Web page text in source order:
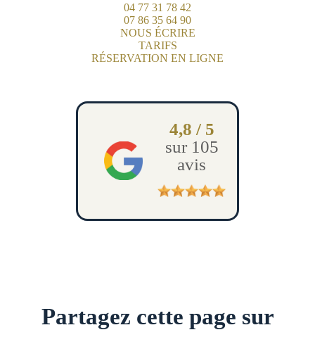
04 77 31 78 42
07 86 35 64 90
NOUS ÉCRIRE
TARIFS
RÉSERVATION EN LIGNE
4,8 / 5
sur 105
avis
Partagez cette page sur